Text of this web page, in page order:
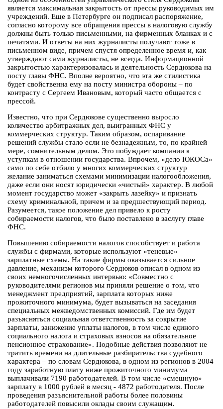
является максимальная закрытость от прессы руководимых им
учреждений. Еще в Петербурге он подписал распоряжение,
согласно которому все обращения прессы в налоговую службу
должны быть только письменными, на фирменных бланках и с
печатями. И ответы на них журналисты получают тоже в
письменном виде, причем спустя определенное время и, как
утверждают сами журналисты, не всегда. Информационной
закрытостью характеризовалась и деятельность Сердюкова на
посту главы ФНС. Вполне вероятно, что эта же стилистика
будет свойственна ему на посту министра обороны – по
контрасту с Сергеем Ивановым, который часто общается с
прессой.
Известно, что при Сердюкове существенно выросло
количество арбитражных дел, выигранных ФНС у
коммерческих структур. Таким образом, оспаривание
решений службы стало если не безнадежным, то, по крайней
мере, сомнительным делом. Это побуждает компании к
уступкам в отношении государства. Впрочем, «дело ЮКОСа»
само по себе отбило у многих коммерческих структур
желание заниматься схемами минимизации налогообложения,
даже если они носят юридически «чистый» характер. В любой
момент государство может «закрыть лазейку» и признать
схему криминальной, причем и за предшествующий период.
Разумеется, такое положение дел привело к росту
собираемости налогов, что было поставлено в заслугу главе
ФНС.
Повышению собираемости налогов способствует и работа
службы с фирмами, которые используют «теневые»
зарплатные схемы. На такие фирмы оказывается сильное
давление, механизм которого Сердюков описал в одном из
своих немногочисленных интервью: «Совместно с
руководителями регионов мы приняли решение о том, что
менеджмент предприятий, зарплата которых ниже
прожиточного минимума, будет вызываться на заседания
специальных межведомственных комиссий. Где им будет
разъясняться социальная ответственность за сокрытие
зарплаты, занижение уплаты налогов, в том числе единого
социального налога и страховых взносов на обязательное
пенсионное страхование». Подобные действия позволяют не
тратить времени на длительные разбирательства судебного
характера – по словам Сердюкова, в одном из регионов в 2004
году заработную плату ниже прожиточного минимума
выплачивали 7190 работодателей. В том числе «смешную»
зарплату в 1000 рублей в месяц - 4872 работодателя. После
проведения разъяснительной работы более половины
работодателей повысили оклады своим служащим.